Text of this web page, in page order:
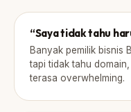
“Saya tidak tahu
Banyak pemilik bisnis
tapi tidak tahu
terasa overwhelming.